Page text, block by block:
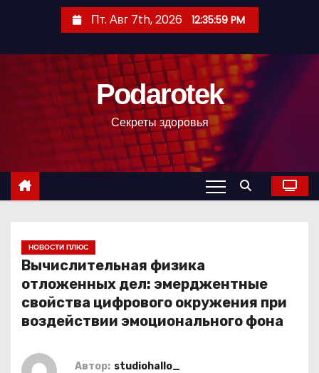
с
Пт. Авг 7th, 2026 12:36:00 PM
Podarotek
Секреты здоровья
НОВОСТИ ПЛЮС
Вычислительная физика
отложенных дел: эмерджентные
свойства цифрового окружения при
воздействии эмоционального фона
Автор: studiohallo_